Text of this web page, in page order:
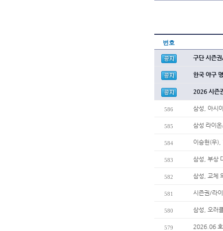
번호
구단 시즌
한국 야구
2026 시즌
586 삼성, 아시
585 삼성 라이
584 이승현(우),
583 삼성, 부상
582 삼성, 교체
581 시즌권/라
580 삼성, 오러
579 2026.06 호